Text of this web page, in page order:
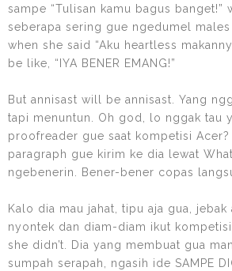
sampe “Tulisan kamu bagus banget!”
seberapa sering gue ngedumel males
when she said “Aku heartless
be like, “IYA BENER EMANG!”
But annisast will be annisast. Yang
tapi menuntun. Oh god, lo nggak tau
proofreader gue saat kompetisi
paragraph gue kirim ke dia lewat
ngebenerin. Bener-bener copas
Kalo dia mau jahat, tipu aja gua, jebak
nyontek dan diam-diam ikut
she didn’t. Dia yang membuat gua
sumpah serapah, ngasih ide SAMPE